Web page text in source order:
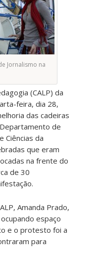
Jornalismo na
(CALP) da
feira, dia 28,
das cadeiras
de
Ciências da
que eram
na frente do
de 30
Amanda Prado,
espaço
e o protesto foi a
para